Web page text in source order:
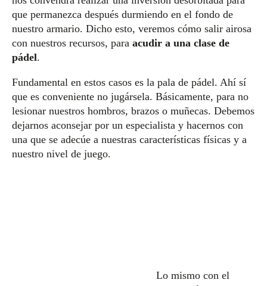
que permanezca después durmiendo en el fondo de
nuestro armario. Dicho esto, veremos cómo salir airosa
con nuestros recursos, para acudir a una clase de
pádel.
Fundamental en estos casos es la pala de pádel. Ahí sí
que es conveniente no jugársela. Básicamente, para no
lesionar nuestros hombros, brazos o muñecas. Debemos
dejarnos aconsejar por un especialista y hacernos con
una que se adecúe a nuestras características físicas y a
nuestro nivel de juego.
Lo mismo con el